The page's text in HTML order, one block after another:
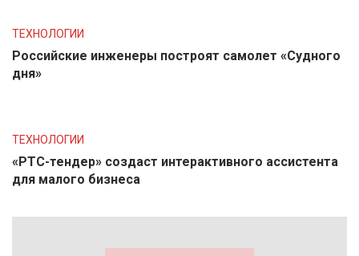
ТЕХНОЛОГИИ
Российские инженеры построят самолет «Судного
дня»
ТЕХНОЛОГИИ
«РТС-тендер» создаст интерактивного ассистента
для малого бизнеса